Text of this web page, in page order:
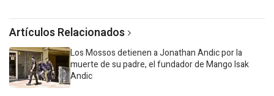
Artículos Relacionados
Los Mossos detienen a Jonathan Andic por la
muerte de su padre, el fundador de Mango Isak
Andic